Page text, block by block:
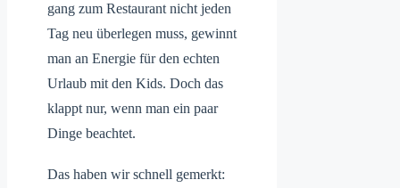
gang zum Restaurant nicht jeden
Tag neu überlegen muss, gewinnt
man an Energie für den echten
Urlaub mit den Kids. Doch das
klappt nur, wenn man ein paar
Dinge beachtet.
Das haben wir schnell gemerkt: